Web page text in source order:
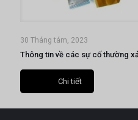
30 Tháng tám, 2023
Thông tin về các sự cố thường
Chi tiết